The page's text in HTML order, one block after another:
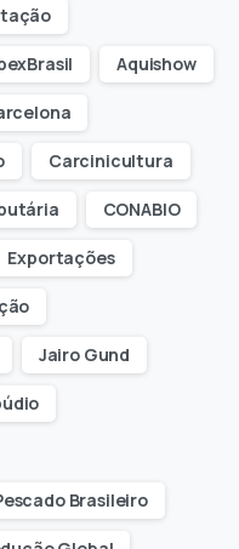
Aquishow
Carcinicultura
CONABIO
Exportações
Jairo Gund
Brasileiro